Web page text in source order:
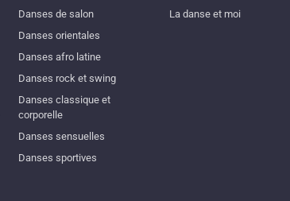
Danses de salon
Danses orientales
Danses afro latine
Danses rock et swing
Danses classique et
corporelle
Danses sensuelles
Danses sportives
La danse et moi